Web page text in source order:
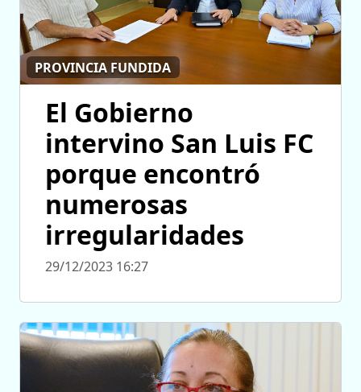
PROVINCIA FUNDIDA
El Gobierno
intervino San Luis FC
porque encontró
numerosas
irregularidades
29/12/2023 16:27